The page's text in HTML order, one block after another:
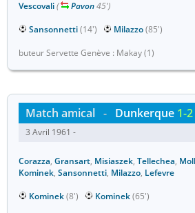
Vescovali( Pavon45')
Sansonnetti(14') Milazzo(85')
buteur Servette Genève : Makay (1)
Match amical - Dunkerque 1-2
3 Avril 1961 -
Corazza, Gransart, Misiaszek, Tellechea,
Kominek, Sansonnetti, Milazzo, Lefevre
Kominek(8') Kominek(65')